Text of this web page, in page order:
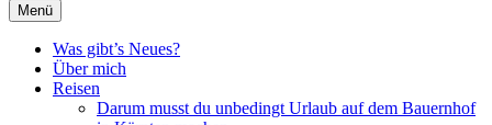
Menü
Was gibt’s Neues?
Über mich
Reisen
Darum musst du unbedingt Urlaub auf dem Bauernhof